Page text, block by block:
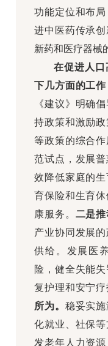
功能定位和布
进中医药传承
新药和医疗器械
在促进人口
下几方面的工作
《建议》明确
持政策和激励
等政策的综合
范试点，发展
效降低家庭的
育保险和生育
康服务。 二是推
产业协同发展
供给。发展医
险，健全失能
复护理和安宁疗
所为。 稳妥实
化就业、社保
发老年人力资